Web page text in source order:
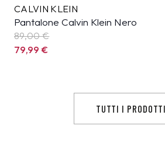
CALVIN KLEIN
Pantalone Calvin Klein Nero
89,00 €
79,99€
TUTTI I PRODOTTI